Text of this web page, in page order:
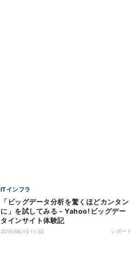
ITインフラ
「ビッグデータ分析を驚くほどカンタン
に」を試してみる - Yahoo!ビッグデー
タインサイト体験記
2015/06/15 11:32 レポート